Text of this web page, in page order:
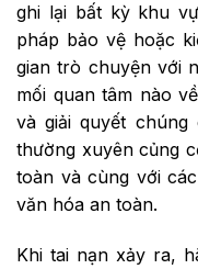
ghi lại bất kỳ khu
pháp bảo vệ hoặc
gian trò chuyện với
mối quan tâm nào
và giải quyết
thường xuyên củng
toàn và cùng với
văn hóa an toàn.
Khi tai nạn xảy ra,